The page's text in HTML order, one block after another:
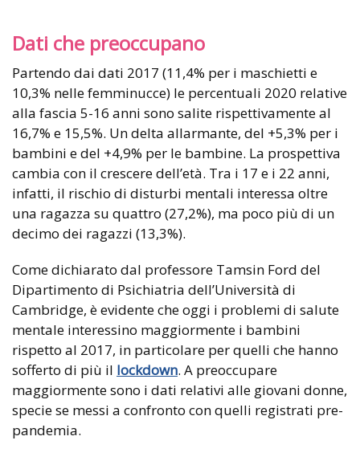
Dati che preoccupano
Partendo dai dati 2017 (11,4% per i maschietti e
10,3% nelle femminucce) le percentuali 2020 relative
alla fascia 5-16 anni sono salite rispettivamente al
16,7% e 15,5%. Un delta allarmante, del +5,3% per i
bambini e del +4,9% per le bambine. La prospettiva
cambia con il crescere dell’età. Tra i 17 e i 22 anni,
infatti, il rischio di disturbi mentali interessa oltre
una ragazza su quattro (27,2%), ma poco più di un
decimo dei ragazzi (13,3%).
Come dichiarato dal professore Tamsin Ford del
Dipartimento di Psichiatria dell’Università di
Cambridge, è evidente che oggi i problemi di salute
mentale interessino maggiormente i bambini
rispetto al 2017, in particolare per quelli che hanno
sofferto di più il lockdown. A preoccupare
maggiormente sono i dati relativi alle giovani donne,
specie se messi a confronto con quelli registrati pre-
pandemia.